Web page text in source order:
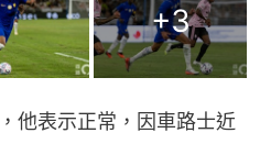
+3
他表示正常，因車路士近